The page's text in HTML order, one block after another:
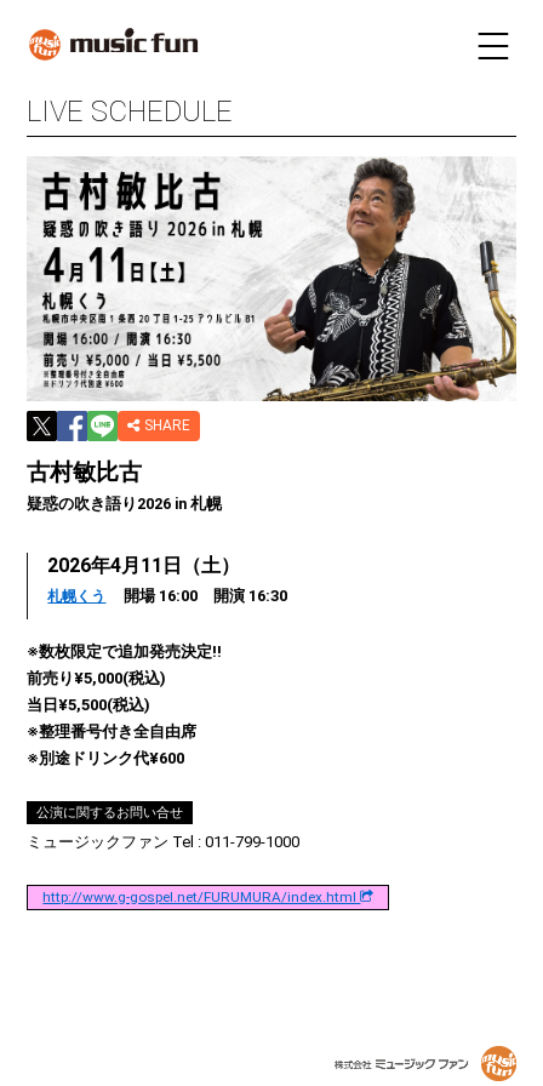
LIVE SCHEDULE
STAY INFORMATION
FUN RADIO TALENT
MAIL MAGAZINE
LIVE SCHEDULE
SHARE
古村敏比古
疑惑の吹き語り2026 in 札幌
2026年4月11日（土）
札幌くう 開場 16:00 開演 16:30
※数枚限定で追加発売決定!!
前売り¥5,000(税込)
当日¥5,500(税込)
※整理番号付き全自由席
※別途ドリンク代¥600
公演に関するお問い合せ
ミュージックファン Tel : 011-799-1000
http://www.g-gospel.net/FURUMURA/index.html